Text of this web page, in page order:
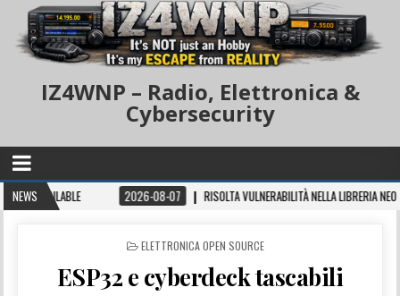
IZ4WNP – Radio, Elettronica &
Cybersecurity
NEWS 2026-08-07 RISOLTA VULNERABILITÀ NELLA LIBRERIA NEO4J
POSTED IN
ELETTRONICA OPEN SOURCE
ESP32 e cyberdeck tascabili